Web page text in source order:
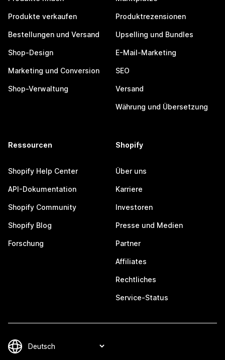
Produkte verkaufen
Bestellungen und Versand
Shop-Design
Marketing und Conversion
Shop-Verwaltung
Produktrezensionen
Upselling und Bundles
E-Mail-Marketing
SEO
Versand
Währung und Übersetzung
Ressourcen
Shopify Help Center
API-Dokumentation
Shopify Community
Shopify Blog
Forschung
Shopify
Über uns
Karriere
Investoren
Presse und Medien
Partner
Affiliates
Rechtliches
Service-Status